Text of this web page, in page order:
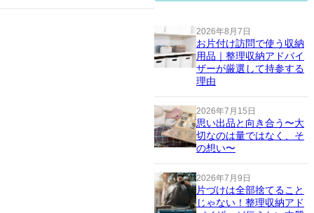
2026年8月7日
お片付け訪問で使う収納
用品｜整理収納アドバイ
ザーが厳選して持参する
理由
2026年7月15日
思い出品と向き合う〜大
切なのは量ではなく、そ
の想い〜
2026年7月9日
片づけは全部捨てること
じゃない！整理収納アド